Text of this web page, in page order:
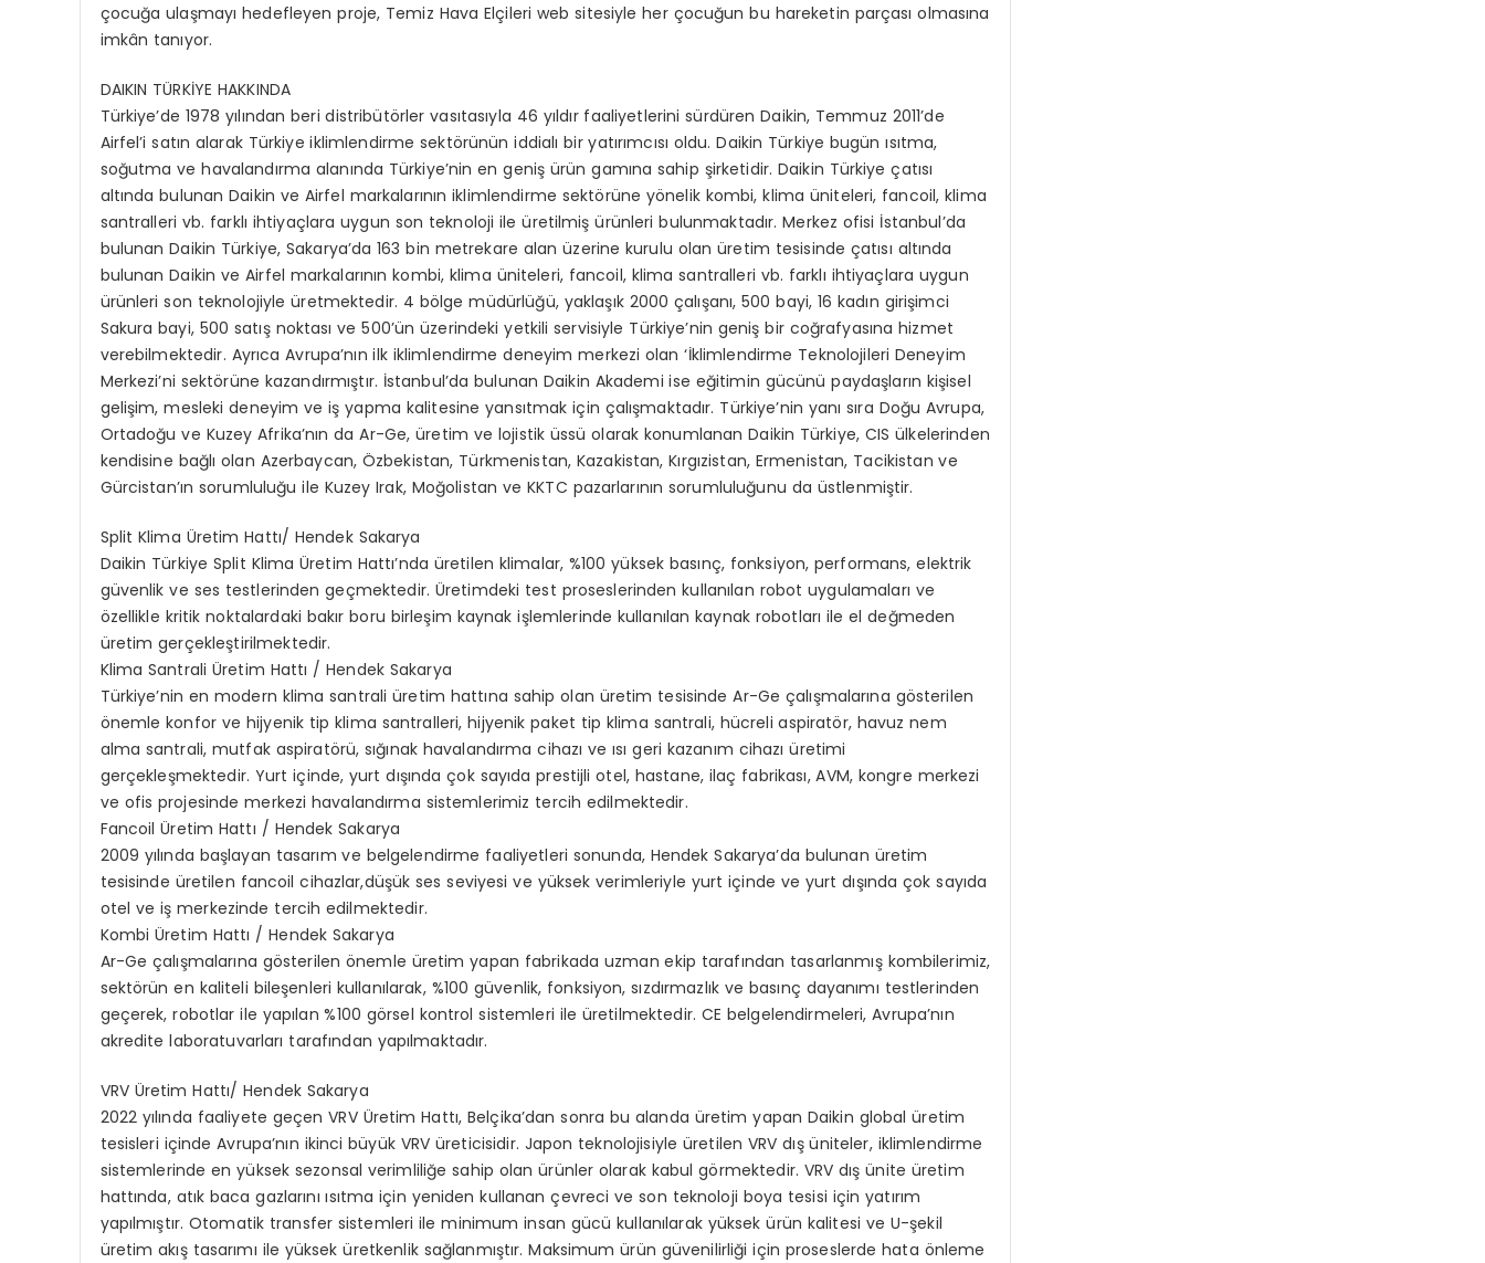
çocuğa ulaşmayı hedefleyen proje, Temiz Hava Elçileri web sitesiyle her çocuğun bu hareketin parçası olmasına
imkân tanıyor.
DAIKIN TÜRKİYE HAKKINDA
Türkiye’de 1978 yılından beri distribütörler vasıtasıyla 46 yıldır faaliyetlerini sürdüren Daikin, Temmuz 2011’de
Airfel’i satın alarak Türkiye iklimlendirme sektörünün iddialı bir yatırımcısı oldu. Daikin Türkiye bugün ısıtma,
soğutma ve havalandırma alanında Türkiye’nin en geniş ürün gamına sahip şirketidir. Daikin Türkiye çatısı
altında bulunan Daikin ve Airfel markalarının iklimlendirme sektörüne yönelik kombi, klima üniteleri, fancoil, klima
santralleri vb. farklı ihtiyaçlara uygun son teknoloji ile üretilmiş ürünleri bulunmaktadır. Merkez ofisi İstanbul’da
bulunan Daikin Türkiye, Sakarya’da 163 bin metrekare alan üzerine kurulu olan üretim tesisinde çatısı altında
bulunan Daikin ve Airfel markalarının kombi, klima üniteleri, fancoil, klima santralleri vb. farklı ihtiyaçlara uygun
ürünleri son teknolojiyle üretmektedir. 4 bölge müdürlüğü, yaklaşık 2000 çalışanı, 500 bayi, 16 kadın girişimci
Sakura bayi, 500 satış noktası ve 500’ün üzerindeki yetkili servisiyle Türkiye’nin geniş bir coğrafyasına hizmet
verebilmektedir. Ayrıca Avrupa’nın ilk iklimlendirme deneyim merkezi olan ‘İklimlendirme Teknolojileri Deneyim
Merkezi’ni sektörüne kazandırmıştır. İstanbul’da bulunan Daikin Akademi ise eğitimin gücünü paydaşların kişisel
gelişim, mesleki deneyim ve iş yapma kalitesine yansıtmak için çalışmaktadır. Türkiye’nin yanı sıra Doğu Avrupa,
Ortadoğu ve Kuzey Afrika’nın da Ar-Ge, üretim ve lojistik üssü olarak konumlanan Daikin Türkiye, CIS ülkelerinden
kendisine bağlı olan Azerbaycan, Özbekistan, Türkmenistan, Kazakistan, Kırgızistan, Ermenistan, Tacikistan ve
Gürcistan’ın sorumluluğu ile Kuzey Irak, Moğolistan ve KKTC pazarlarının sorumluluğunu da üstlenmiştir.
Split Klima Üretim Hattı/ Hendek Sakarya
Daikin Türkiye Split Klima Üretim Hattı’nda üretilen klimalar, %100 yüksek basınç, fonksiyon, performans, elektrik
güvenlik ve ses testlerinden geçmektedir. Üretimdeki test proseslerinden kullanılan robot uygulamaları ve
özellikle kritik noktalardaki bakır boru birleşim kaynak işlemlerinde kullanılan kaynak robotları ile el değmeden
üretim gerçekleştirilmektedir.
Klima Santrali Üretim Hattı / Hendek Sakarya
Türkiye’nin en modern klima santrali üretim hattına sahip olan üretim tesisinde Ar-Ge çalışmalarına gösterilen
önemle konfor ve hijyenik tip klima santralleri, hijyenik paket tip klima santrali, hücreli aspiratör, havuz nem
alma santrali, mutfak aspiratörü, sığınak havalandırma cihazı ve ısı geri kazanım cihazı üretimi
gerçekleşmektedir. Yurt içinde, yurt dışında çok sayıda prestijli otel, hastane, ilaç fabrikası, AVM, kongre merkezi
ve ofis projesinde merkezi havalandırma sistemlerimiz tercih edilmektedir.
Fancoil Üretim Hattı / Hendek Sakarya
2009 yılında başlayan tasarım ve belgelendirme faaliyetleri sonunda, Hendek Sakarya’da bulunan üretim
tesisinde üretilen fancoil cihazlar,düşük ses seviyesi ve yüksek verimleriyle yurt içinde ve yurt dışında çok sayıda
otel ve iş merkezinde tercih edilmektedir.
Kombi Üretim Hattı / Hendek Sakarya
Ar-Ge çalışmalarına gösterilen önemle üretim yapan fabrikada uzman ekip tarafından tasarlanmış kombilerimiz,
sektörün en kaliteli bileşenleri kullanılarak, %100 güvenlik, fonksiyon, sızdırmazlık ve basınç dayanımı testlerinden
geçerek, robotlar ile yapılan %100 görsel kontrol sistemleri ile üretilmektedir. CE belgelendirmeleri, Avrupa’nın
akredite laboratuvarları tarafından yapılmaktadır.
VRV Üretim Hattı/ Hendek Sakarya
2022 yılında faaliyete geçen VRV Üretim Hattı, Belçika’dan sonra bu alanda üretim yapan Daikin global üretim
tesisleri içinde Avrupa’nın ikinci büyük VRV üreticisidir. Japon teknolojisiyle üretilen VRV dış üniteler, iklimlendirme
sistemlerinde en yüksek sezonsal verimliliğe sahip olan ürünler olarak kabul görmektedir. VRV dış ünite üretim
hattında, atık baca gazlarını ısıtma için yeniden kullanan çevreci ve son teknoloji boya tesisi için yatırım
yapılmıştır. Otomatik transfer sistemleri ile minimum insan gücü kullanılarak yüksek ürün kalitesi ve U-şekil
üretim akış tasarımı ile yüksek üretkenlik sağlanmıştır. Maksimum ürün güvenilirliği için proseslerde hata önleme